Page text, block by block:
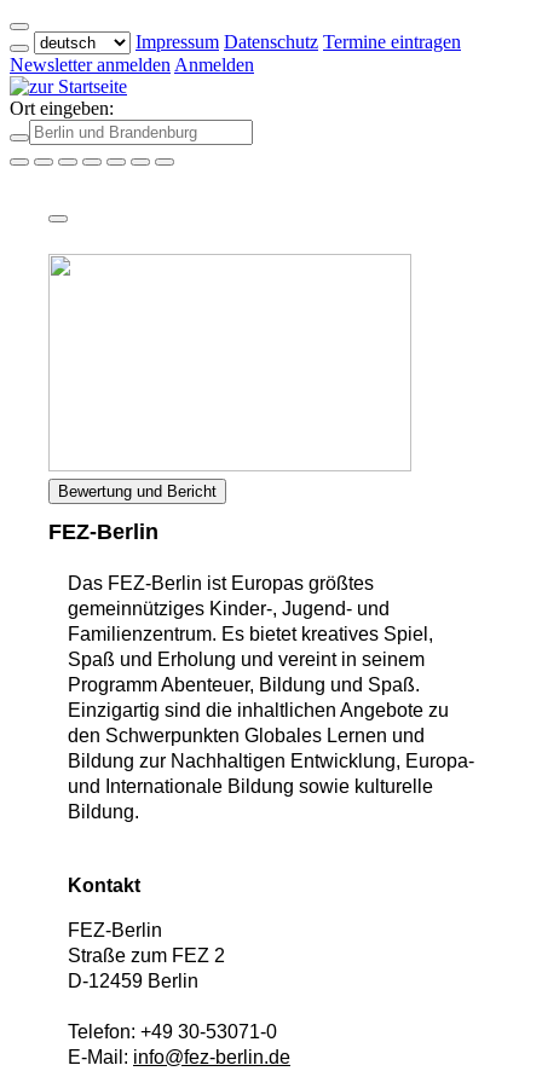
Impressum Datenschutz Termine eintragen
Newsletter anmelden Anmelden
Ort eingeben:
Bewertung und Bericht
FEZ-Berlin
Das FEZ-Berlin ist Europas größtes
gemeinnütziges Kinder-, Jugend- und
Familienzentrum. Es bietet kreatives Spiel,
Spaß und Erholung und vereint in seinem
Programm Abenteuer, Bildung und Spaß.
Einzigartig sind die inhaltlichen Angebote zu
den Schwerpunkten Globales Lernen und
Bildung zur Nachhaltigen Entwicklung, Europa-
und Internationale Bildung sowie kulturelle
Bildung.
Kontakt
FEZ-Berlin
Straße zum FEZ 2
D-12459 Berlin
Telefon: +49 30-53071-0
E-Mail: info@fez-berlin.de